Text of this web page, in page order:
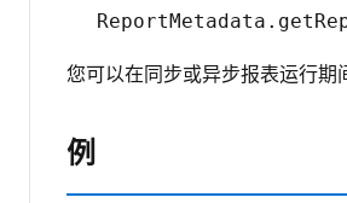
您可以在同步或异步报表运行期
例